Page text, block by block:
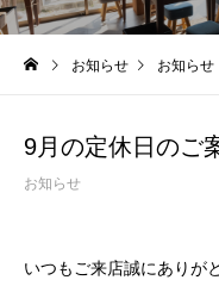
お知らせ お知らせ
9月の定休日のご
お知らせ
いつもご来店誠にありが